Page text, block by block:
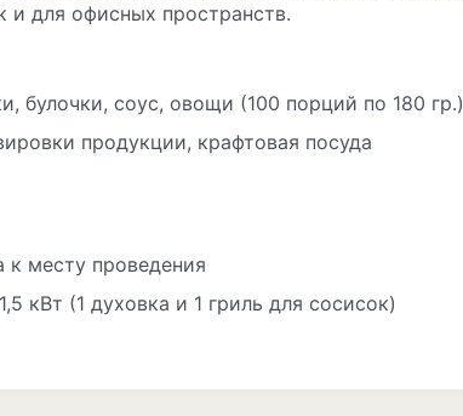
и для офисных пространств.
булочки, соус, овощи (100 порций по 180 гр.)
продукции, крафтовая посуда
к месту проведения
кВт (1 духовка и 1 гриль для сосисок)